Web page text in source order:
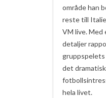
område han
reste till
VM live.
detaljer
gruppspelets
det
hela livet.